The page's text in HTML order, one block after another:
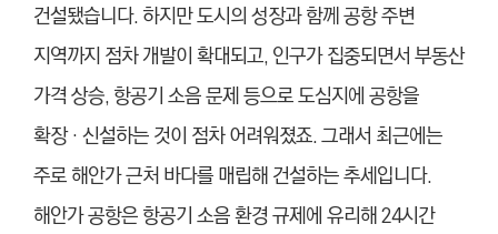
건설됐습니다. 하지만 도시의 성장과 함께 공항 주변
지역까지 점차 개발이 확대되고, 인구가 집중되면서 부동산
가격 상승, 항공기 소음 문제 등으로 도심지에 공항을
확장‧신설하는 것이 점차 어려워졌죠. 그래서 최근에는
주로 해안가 근처 바다를 매립해 건설하는 추세입니다.
해안가 공항은 항공기 소음 환경 규제에 유리해 24시간